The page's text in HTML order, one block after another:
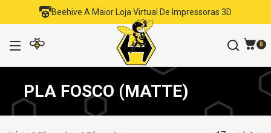
Beehive A Maior Loja Virtual De Impressoras 3D
0
PLA FOSCO (MATTE)